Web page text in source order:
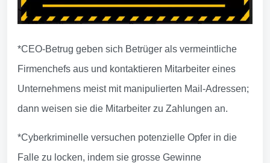
*CEO-Betrug geben sich Betrüger als vermeintliche
Firmenchefs aus und kontaktieren Mitarbeiter eines
Unternehmens meist mit manipulierten Mail-Adressen;
dann weisen sie die Mitarbeiter zu Zahlungen an.
*Cyberkriminelle versuchen potenzielle Opfer in die
Falle zu locken, indem sie grosse Gewinne